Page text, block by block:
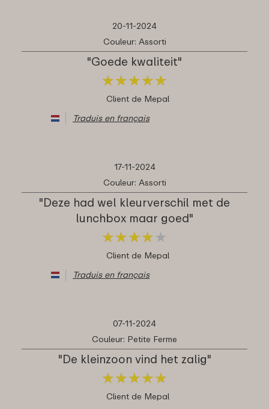
20-11-2024
Couleur: Assorti
"Goede kwaliteit"
★★★★★
★★★★★
Client de Mepal
Traduis en français
17-11-2024
Couleur: Assorti
"Deze had wel kleurverschil met de
lunchbox maar goed"
★★★★ ★
★★★★ ★
Client de Mepal
Traduis en français
07-11-2024
Couleur: Petite Ferme
"De kleinzoon vind het zalig"
★★★★★
★★★★★
Client de Mepal